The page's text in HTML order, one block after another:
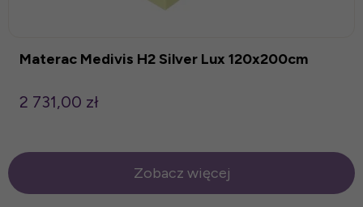
Materac Medivis H2 Silver Lux 120x200cm
2 731,00 zł
Zobacz więcej